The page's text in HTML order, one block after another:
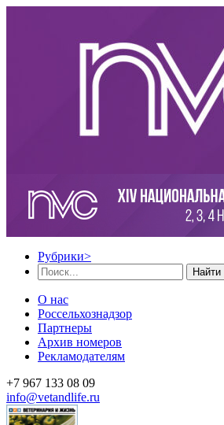
Рубрики>
Найти
О нас
Россельхознадзор
Партнеры
Архив номеров
Рекламодателям
+7 967 133 08 09
info@vetandlife.ru